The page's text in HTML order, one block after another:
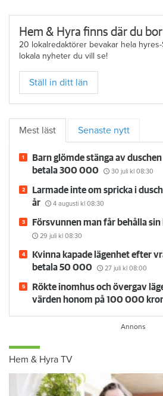
Hem & Hyra finns där du bor
20 lokalredaktörer bevakar hela
lokala nyheter du vill se!
Ställ in ditt län
Mest läst Senaste nytt
Barn glömde stänga av
betala 300 000
30 juli kl 08:30
Larmade inte om spricka i
år
4 augusti kl 08:30
Försvunnen man får behålla
29 juli kl 08:30
Kvinna kapade lägenhet efter
betala 50 000
27 juli kl 08:00
Rökte inomhus och övergav
värden honom på 100 000
Hem & Hyra TV